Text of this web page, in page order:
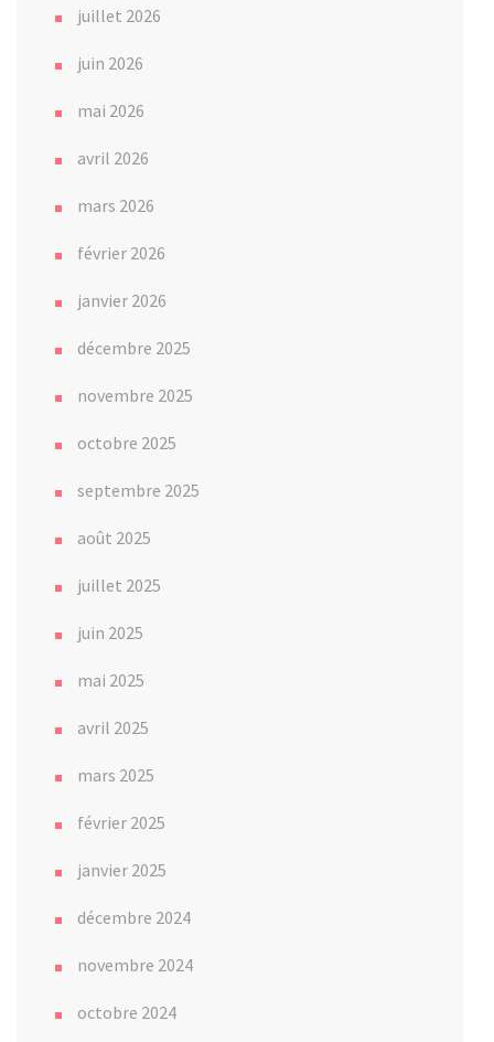
juillet 2026
juin 2026
mai 2026
avril 2026
mars 2026
février 2026
janvier 2026
décembre 2025
novembre 2025
octobre 2025
septembre 2025
août 2025
juillet 2025
juin 2025
mai 2025
avril 2025
mars 2025
février 2025
janvier 2025
décembre 2024
novembre 2024
octobre 2024